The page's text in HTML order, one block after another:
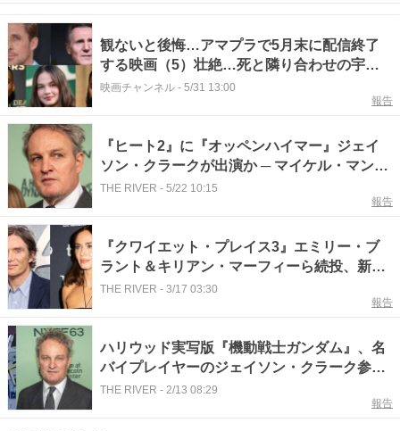
観ないと後悔…アマプラで5月末に配信終了
する映画（5）壮絶…死と隣り合わせの宇宙
飛行士が抱えた恐怖を描く
映画チャンネル - 5/31 13:00
報告
『ヒート2』に『オッペンハイマー』ジェイ
ソン・クラークが出演か ─ マイケル・マン監
督と『パブリック・エネミーズ』ぶりタッグ
THE RIVER - 5/22 10:15
報告
『クワイエット・プレイス3』エミリー・ブ
ラント＆キリアン・マーフィーら続投、新キ
ャストも判明
THE RIVER - 3/17 03:30
報告
ハリウッド実写版『機動戦士ガンダム』、名
バイプレイヤーのジェイソン・クラーク参戦
決定
THE RIVER - 2/13 08:29
報告